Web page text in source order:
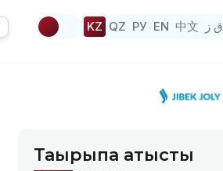
KZ QZ РУ EN 中文 ق ز
Тақырыпқа қатысты